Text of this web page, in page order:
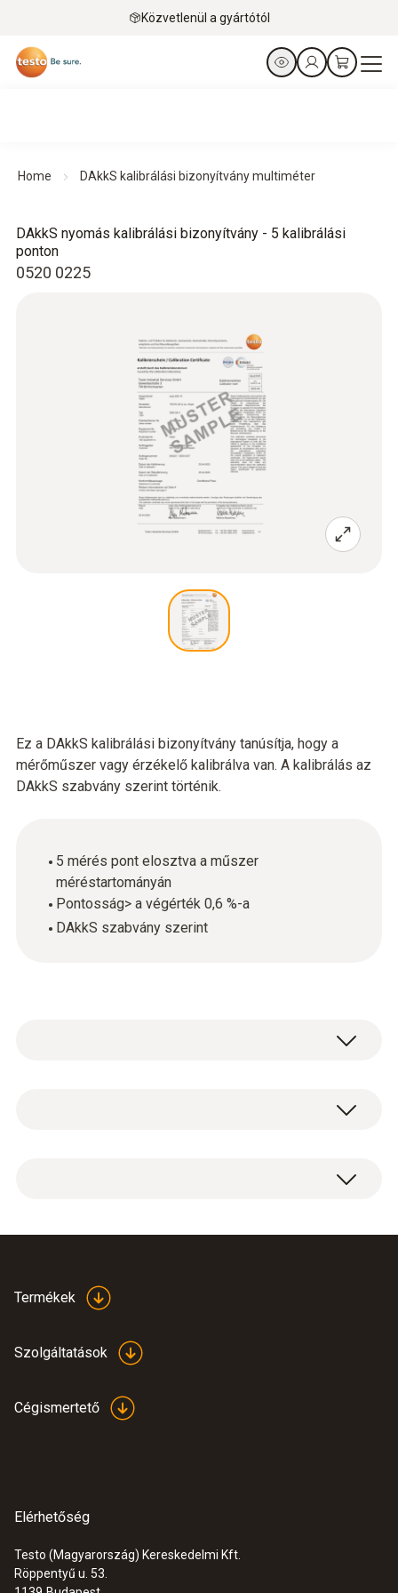
Közvetlenül a gyártótól
Home DAkkS kalibrálási bizonyítvány multiméter
0520 0225
DAkkS nyomás kalibrálási bizonyítvány - 5 kalibrálási
ponton
Ez a DAkkS kalibrálási bizonyítvány tanúsítja, hogy a
mérőműszer vagy érzékelő kalibrálva van. A kalibrálás az
DAkkS szabvány szerint történik.
5 mérés pont elosztva a műszer
méréstartományán
Pontosság> a végérték 0,6 %-a
DAkkS szabvány szerint
DAkkS nyomás kalibrálás 5 mérési ponton a
:0632 1552
Termékek
Szolgáltatások
Cégismertető
Elérhetőség
Testo (Magyarország) Kereskedelmi Kft.
Röppentyű u. 53.